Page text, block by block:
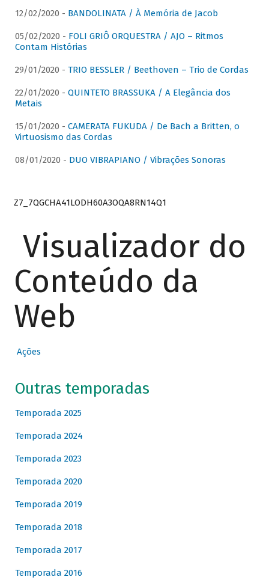
12/02/2020 - BANDOLINATA / À Memória de Jacob
05/02/2020 - FOLI GRIÔ ORQUESTRA / AJO – Ritmos
Contam Histórias
29/01/2020 - TRIO BESSLER / Beethoven – Trio de Cordas
22/01/2020 - QUINTETO BRASSUKA / A Elegância dos
Metais
15/01/2020 - CAMERATA FUKUDA / De Bach a Britten, o
Virtuosismo das Cordas
08/01/2020 - DUO VIBRAPIANO / Vibrações Sonoras
Z7_7QGCHA41LODH60A3OQA8RN14Q1
Visualizador do
Conteúdo da
Web
Ações
Outras temporadas
Temporada 2025
Temporada 2024
Temporada 2023
Temporada 2020
Temporada 2019
Temporada 2018
Temporada 2017
Temporada 2016